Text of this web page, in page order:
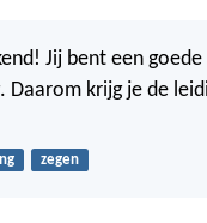
Jij bent een
krijg je de
zegen